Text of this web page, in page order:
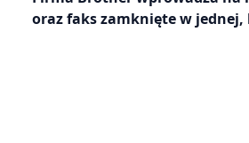
oraz faks zamknięte w